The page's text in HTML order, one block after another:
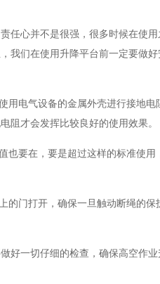
任心并不是很强，很多时候在使
我们在使用升降平台前一定要做
电气设备的金属外壳进行接地
阻才会发挥比较良好的使用效果。
要在，要是超过这样的标准使用
门打开，确保一旦触动断绳的
好一切仔细的检查，确保高空作